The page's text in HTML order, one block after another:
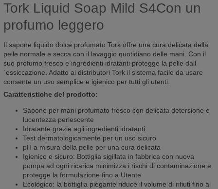
Tork Liquid Soap Mild S4Con un
profumo leggero
Il sapone liquido dolce profumato Tork offre una cura delicata della
pelle normale e secca con il lavaggio quotidiano delle mani. Con il
suo profumo fresco e ingredienti idratanti protegge la pelle dall
´essiccazione. Adatto ai distributori Tork il sistema facile da usare
consente un uso semplice e igienico per tutti gli utenti.
Caratteristiche del prodotto:
Sapone per mani profumato fresco con delicata detersione e
lucentezza perlescente
Idratante grazie agli ingredienti idratanti
Test dermatologicamente per un uso sicuro
pH a misura della pelle per una cura delicata
Igienico e sicuro: Bottiglia sigillata in fabbrica con nuova
pompa ad ogni ricarica minimizza i rischi di contaminazione e
protegge la formulazione fino a Utente
Ecologico: la bottiglia piegante riduce il volume di rifiuti fino al